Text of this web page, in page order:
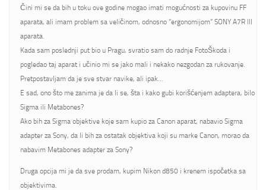
Čini mi se da bih u toku ove godine mogao imati mogućnosti za kupovinu FF
aparata, ali imam problem sa veličinom, odnosno “ergonomijom” SONY A7R III
aparata.
Kada sam poslednji put bio u Pragu, svratio sam do radnje FotoŠkoda i
pogledao taj aparat i učinio mi se jako mali i nekako nezgodan za rukovanje.
Pretpostavljam da je sve stvar navike, ali ipak…
E sad, ono što me zanima je da li se, šta i kako gubi korišćenjem adaptera, bilo
Sigma ili Metabones?
Ako bih za Sigma objektive koje sam kupio za Canon aparat, nabavio Sigma
adapter za Sony, da li bih za ostatak objektiva koji su marke Canon, morao da
nabavim Metabones adapter za Sony?
Druga opcija mi je da sve prodam, kupim Nikon d850 i krenem ispočetka sa
objektivima.